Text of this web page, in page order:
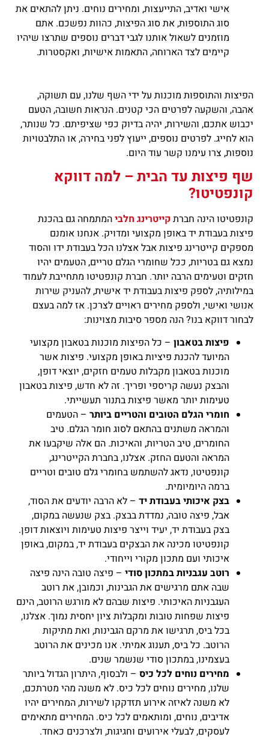
אישי ואדיב, התייעצות, ומחירים נוחים. ניתן להתאים את
סוג התוספות, את סוג הפיצות, כהוות נפשכם. אתם
מוזמנים לשאול אותנו לגבי דברים נוספים שתרצו שיהיו
קיימים לצד הארוחה, התאמות אישיות, ואקסטרות.
הפיצות והתוספות מוכנות על ידי השף שלנו, עם תשוקה,
אהבה, והשקעה לפרטים הכי קטנים. הנראות חשובה, הטעם
יכבוש אתכם, והשירות, יהיה בדיוק כפי שציפיתם. כל שנותר,
הוא לחייג. לפרטים נוספים, ייעוץ לפני בחירה, או התלבטויות
נוספות, צרו עימנו קשר עוד היום.
שף פיצות עד הבית – למה דווקא
קונפטיטו?
קונפטיטו הינה חברתקייטרינג חלביהמתמחה גם בהכנת
פיצות בעבודת יד באופן מקצועי ומדויק. אנחנו אומנם
מספקים קייטרינג פיצות אבל אצלנו הכל בעבודת ידו והסוד
נמצא גם בטריות, ככל שחומרי הגלם טריים, הטעמים יהיו
חזקים וטעימים הרבה יותר. חברת קונפטיטו מתחייבת לעמוד
במילותיה, לספק פיצות בעבודת יד אישית, להעניק שירות
אנושי ואישי, ולספק מחירים ראויים לצרכן. אז למה בעצם
לבחור דווקא בנו? הנה מספר סיבות מצוינות:
פיצות בטאבון– כל הפיצות מוכנות בטאבון מקצועי
המיועד להכנת פיציות באופן מקצועי. פיצות אשר
מוכנות בטאבון מקבלות טעמים חזקים, יוצאי דופן,
והבצק נעשה קריספי ופריך. זה לא חדש, פיצות בטאבון
טעימות יותר מאשר פיצות בתנור תעשייתי.
חומרי הגלם הטובים והטריים ביותר– הטעמים
והמראה משתנים בהתאם לסוג חומר הגלם. טיב
החומרים, טיב הטריות, והאיכות. הם אלה שיקבעו את
המראה והטעם החזק. אצלנו, בחברת הקייטרינג,
קונפטיטו, נדאג להשתמש בחומרי גלם טובים וטריים
ברמה היומיומית.
בצק איכותי בעבודת יד– לא הרבה יודעים את הסוד,
אבל, פיצה טובה, נמדדת בבצק. בצק שנעשה במקום,
בצק בעבודת יד, יעיד וייצר פיצות טעימות ויוצאות דופן.
קונפטיטו מכינה את הבצקים בעבודת יד, במקום, באופן
איכותי ועם מתכון מקורי וייחודי.
רוטב עגבניות במתכון סודי– פיצה טובה הינה פיצה
שבה אתם מרגישים את הגבינות, וכמובן, את רוטב
העגבניות האיכותי. פיצות שבהם לא מורגש הרוטב, הינם
פיצות שפחות טובות ומקבלות ציון יחסית נמוך. אצלנו,
בכל ביס, תרגישו את מרקם הגבינות, ואת מתיקות
הרוטב. כל ביס, תענוג אמיתי. אנו מכינים את הרוטב
בעצמינו, במתכון סודי שנשמר שנים.
מחירים נוחים לכל כיס– ולבסוף, היתרון הגדול ביותר
שלנו, מחירים נוחים לכל כיס. לא משנה מהי מטרתכם,
לא משנה לאיזה אירוע תזדקקו לשירות, המחירים יהיו
אדיבים, נוחים, ומותאמים לכל כיס. המחירים מתאימים
לעסקים, לבעלי אירועים וחגיגות, ולצרכנים כאחד.